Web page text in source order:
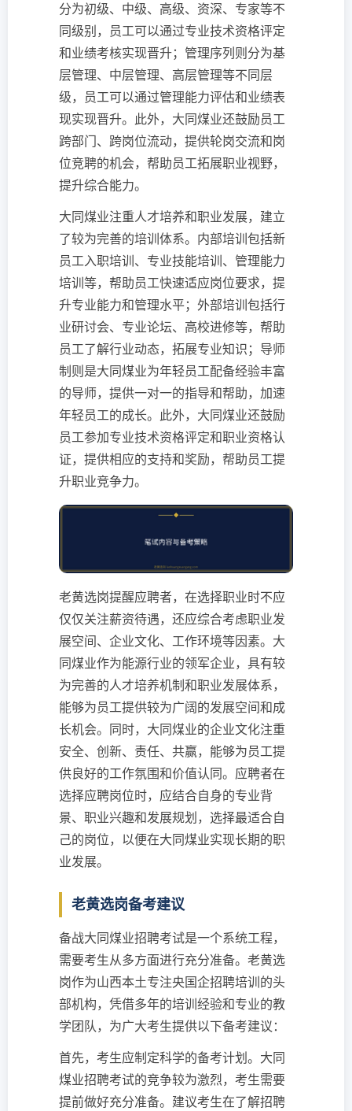
分为初级、中级、高级、资深、专家等不
同级别，员工可以通过专业技术资格评定
和业绩考核实现晋升；管理序列则分为基
层管理、中层管理、高层管理等不同层
级，员工可以通过管理能力评估和业绩表
现实现晋升。此外，大同煤业还鼓励员工
跨部门、跨岗位流动，提供轮岗交流和岗
位竞聘的机会，帮助员工拓展职业视野，
提升综合能力。
大同煤业注重人才培养和职业发展，建立
了较为完善的培训体系。内部培训包括新
员工入职培训、专业技能培训、管理能力
培训等，帮助员工快速适应岗位要求，提
升专业能力和管理水平；外部培训包括行
业研讨会、专业论坛、高校进修等，帮助
员工了解行业动态，拓展专业知识；导师
制则是大同煤业为年轻员工配备经验丰富
的导师，提供一对一的指导和帮助，加速
年轻员工的成长。此外，大同煤业还鼓励
员工参加专业技术资格评定和职业资格认
证，提供相应的支持和奖励，帮助员工提
升职业竞争力。
老黄选岗提醒应聘者，在选择职业时不应
仅仅关注薪资待遇，还应综合考虑职业发
展空间、企业文化、工作环境等因素。大
同煤业作为能源行业的领军企业，具有较
为完善的人才培养机制和职业发展体系，
能够为员工提供较为广阔的发展空间和成
长机会。同时，大同煤业的企业文化注重
安全、创新、责任、共赢，能够为员工提
供良好的工作氛围和价值认同。应聘者在
选择应聘岗位时，应结合自身的专业背
景、职业兴趣和发展规划，选择最适合自
己的岗位，以便在大同煤业实现长期的职
业发展。
老黄选岗备考建议
备战大同煤业招聘考试是一个系统工程，
需要考生从多方面进行充分准备。老黄选
岗作为山西本土专注央国企招聘培训的头
部机构，凭借多年的培训经验和专业的教
学团队，为广大考生提供以下备考建议：
首先，考生应制定科学的备考计划。大同
煤业招聘考试的竞争较为激烈，考生需要
提前做好充分准备。建议考生在了解招聘